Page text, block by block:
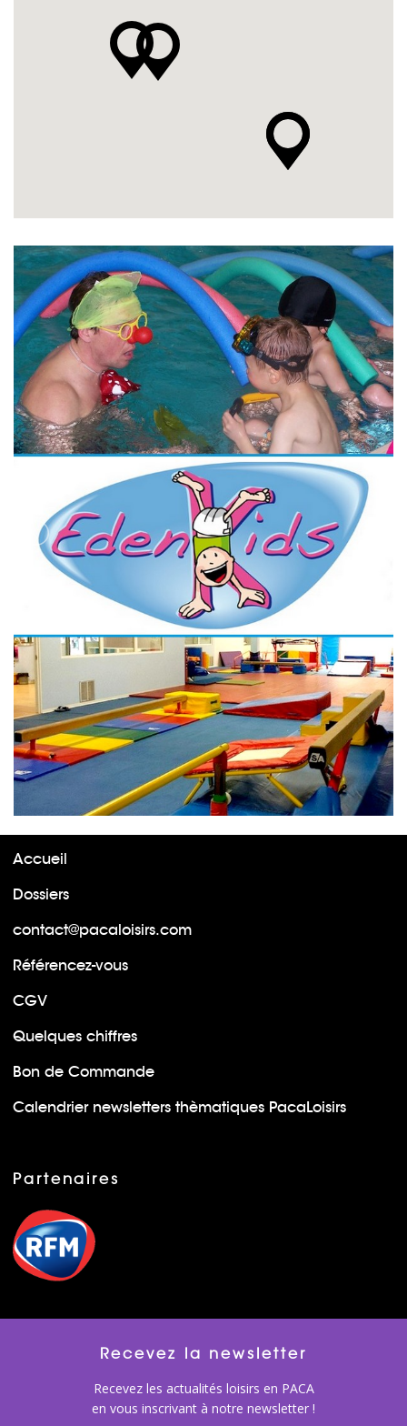
Accueil
Dossiers
contact@pacaloisirs.com
Référencez-vous
CGV
Quelques chiffres
Bon de Commande
Calendrier newsletters thèmatiques PacaLoisirs
Partenaires
Recevez la newsletter
Recevez les actualités loisirs en PACA
en vous inscrivant à notre newsletter !